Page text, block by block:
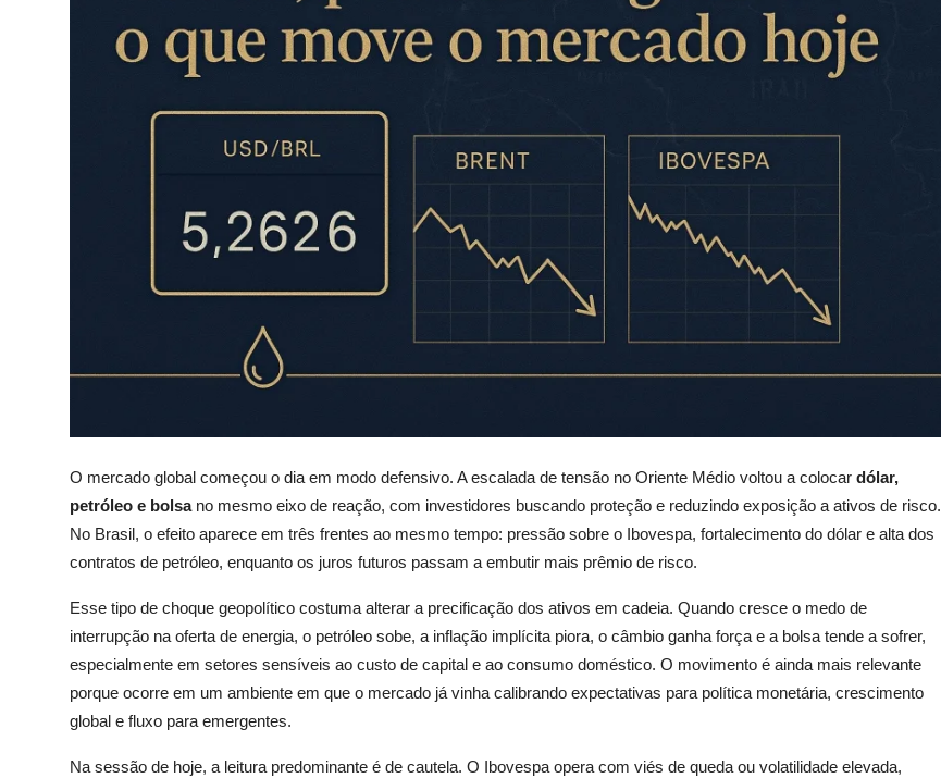
O mercado global começou o dia em modo defensivo. A escalada de tensão no Oriente Médio voltou a colocar dólar,
petróleo e bolsano mesmo eixo de reação, com investidores buscando proteção e reduzindo exposição a ativos de risco.
No Brasil, o efeito aparece em três frentes ao mesmo tempo: pressão sobre o Ibovespa, fortalecimento do dólar e alta dos
contratos de petróleo, enquanto os juros futuros passam a embutir mais prêmio de risco.
Esse tipo de choque geopolítico costuma alterar a precificação dos ativos em cadeia. Quando cresce o medo de
interrupção na oferta de energia, o petróleo sobe, a inflação implícita piora, o câmbio ganha força e a bolsa tende a sofrer,
especialmente em setores sensíveis ao custo de capital e ao consumo doméstico. O movimento é ainda mais relevante
porque ocorre em um ambiente em que o mercado já vinha calibrando expectativas para política monetária, crescimento
global e fluxo para emergentes.
Na sessão de hoje, a leitura predominante é de cautela. O Ibovespa opera com viés de queda ou volatilidade elevada,